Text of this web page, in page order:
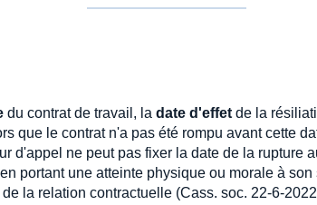
du contrat de travail, la date d'effet de la
que le contrat n'a pas été rompu avant cette
d'appel ne peut pas fixer la date de la rupture
en portant une atteinte physique ou morale à
la relation contractuelle (Cass. soc. 22-6-